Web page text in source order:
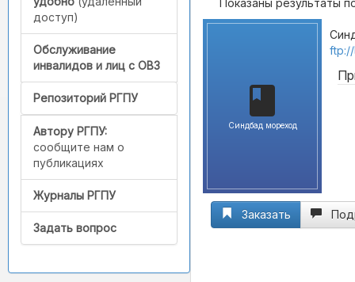
доступ)
Обслуживание
инвалидов и лиц с ОВЗ
Репозиторий РГПУ
Автору РГПУ:
сообщите нам о
публикациях
Журналы РГПУ
Задать вопрос
Показаны результаты
Синдбад мореход
Заказать